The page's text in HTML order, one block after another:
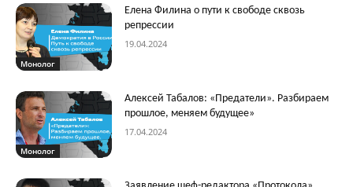
Монолог
Елена Филина о пути к свободе сквозь
репрессии
19.04.2024
Монолог
Алексей Табалов: «Предатели». Разбираем
прошлое, меняем будущее»
17.04.2024